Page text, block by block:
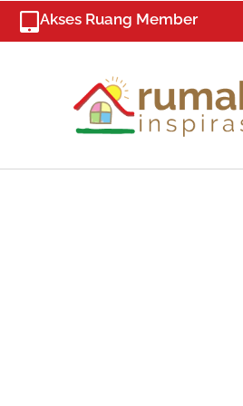
Skip
content
Akses Ruang Member